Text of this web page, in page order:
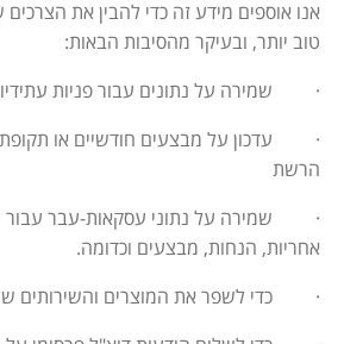
אנו אוספים מידע זה כדי להבין את
טוב יותר, ובעיקר מהסיבות הבאות:
· שמירה על נתונים עבור פניות
· עדכון על מבצעים חודשיים או
הרשת
· שמירה על נתוני עסקאות-עבר עבור
אחריות, הנחות, מבצעים וכדומה.
· כדי לשפר את המוצרים והשירותים